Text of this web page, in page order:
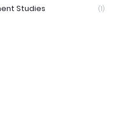
Studies (1)